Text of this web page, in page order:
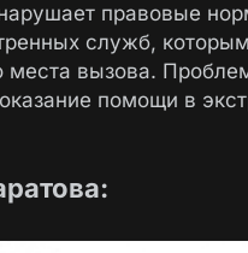
правовые
служб,
места вызова.
помощи в